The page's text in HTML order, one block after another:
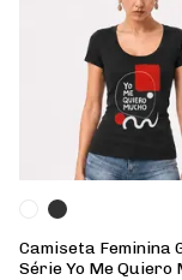
Camiseta Feminina
Série Yo Me Quiero